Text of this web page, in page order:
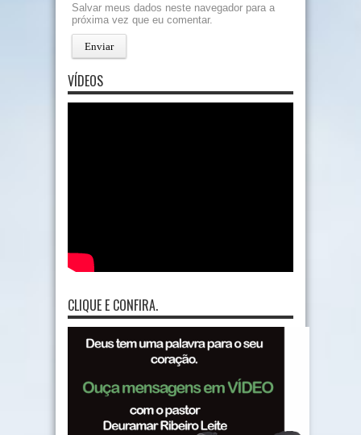
Salvar meus dados neste navegador para a
próxima vez que eu comentar.
VÍDEOS
CLIQUE E CONFIRA.